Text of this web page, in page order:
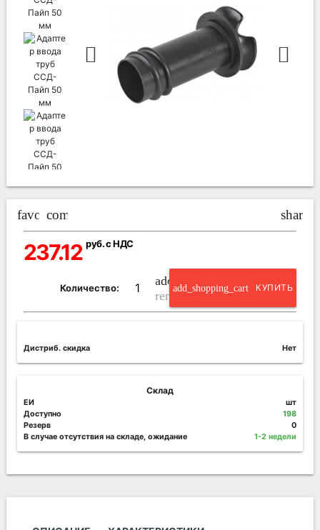
favorite_border
compare_arrows share
237.12руб. с НДС
Количество:
add_circle_outline
remove_circle_outline
add_shopping_cart КУПИТЬ
Дистриб. скидка Нет
Склад
ЕИ
шт
Доступно
198
Резерв
0
В случае отсутствия на складе, ожидание
1-2 недели